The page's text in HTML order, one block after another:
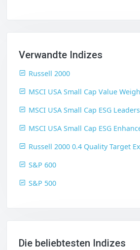
Verwandte Indizes
Russell 2000
MSCI USA Small Cap Value
MSCI USA Small Cap ESG Leaders
MSCI USA Small Cap ESG
Russell 2000 0.4 Quality Target
S&P 600
S&P 500
Die beliebtesten Indizes